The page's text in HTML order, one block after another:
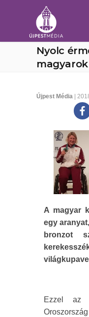
Nyolc
Újpest Média |
A magyar
egy
bronzot
Ezzel az